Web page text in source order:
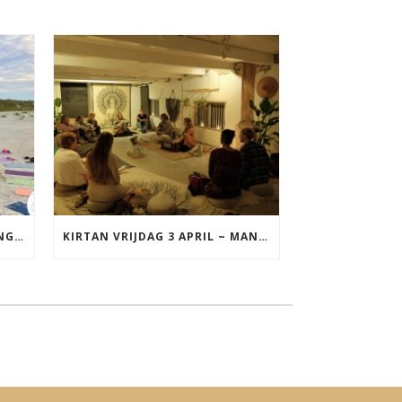
YOGA VAKANTIE TERSCHELLING 17 T/M 19 JULI KIRTAN VRIJDAG 3 APRIL ~ MANTRAZINGEN MET DIEDERICK IN LEEUWARDEN